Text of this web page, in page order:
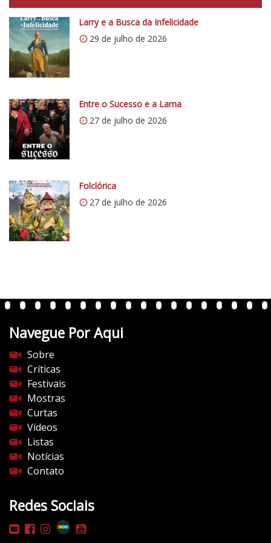
p
s
:
/
/
0
.
w
p
.
o
m
/
v
e
n
e
d
o
c
i
n
e
m
a
.
o
m
/
Larry e a Busca da Infelicidade
29 de julho de 2026
Entre o Sucesso e a Lama
27 de julho de 2026
Folclórica
27 de julho de 2026
Navegue Por Aqui
Sobre
Críticas
Festivais
Mostras
Curtas
Vídeos
Listas
Notícias
Contato
Redes Sociais